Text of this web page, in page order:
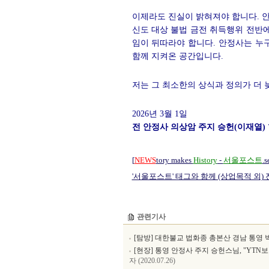
이제라도 진실이 밝혀져야 합니다.
신도 대상 불법 금전 취득행위 전반
임이 뒤따라야 합니다. 안정사는 누
함께 지켜온 공간입니다.
저는 그 최소한의 상식과 정의가 더
2026년 3월 1일
전 안정사 의상암 주지 승헌(이재열)
[NEWStory makes History- 서울포스트
'서울포스트' 태그와 함께 (상업목적 외)
관련기사
[탐방] 대한불교 법화종 총본산 경남 통영
[현장] 통영 안정사 주지 승헌스님, "YTN
자 (2020.07.26)